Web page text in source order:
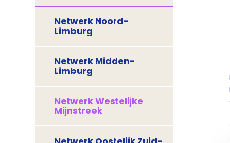
Netwerk Noord-
Limburg
Netwerk Midden-
Limburg
Netwerk Westelijke
Mijnstreek